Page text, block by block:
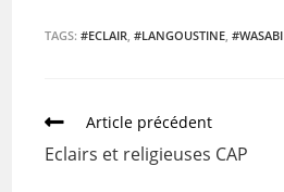
c
b
o
itt ai ta
TAGS:#ECLAIR, #LANGOUSTINE, #WASABI
Article précédent
Eclairs et religieuses CAP